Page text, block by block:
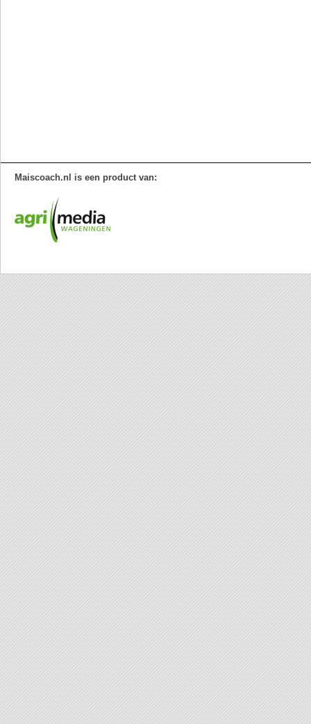
Maiscoach.nl is een product van: